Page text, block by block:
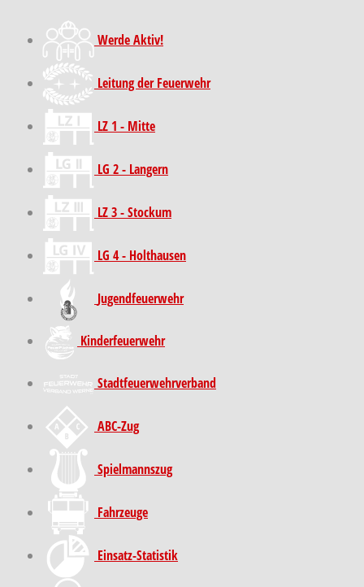
Werde Aktiv!
Leitung der Feuerwehr
LZ 1 - Mitte
LG 2 - Langern
LZ 3 - Stockum
LG 4 - Holthausen
Jugendfeuerwehr
Kinder­feuer­wehr
Stadt­feuer­wehr­verband
ABC-Zug
Spielmannszug
Fahrzeuge
Einsatz-Statistik